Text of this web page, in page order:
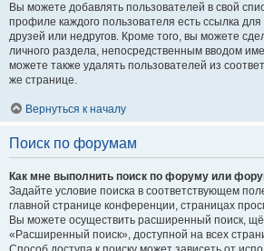
Вы можете добавлять пользователей в свой
профиле каждого пользователя есть ссылка для
друзей или недругов. Кроме того, вы можете
личного раздела, непосредственным вводом
можете также удалять пользователей из
же странице.
Вернуться к началу
Поиск по форумам
Как мне выполнить поиск по форуму или
Задайте условие поиска в соответствующем
главной странице конференции, страницах
Вы можете осуществить расширенный поиск,
«Расширенный поиск», доступной на всех